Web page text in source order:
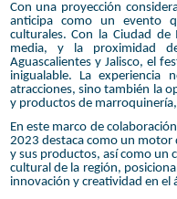
Con una proyección
anticipa como un evento
culturales. Con la Ciudad
media, y la proximidad
Aguascalientes y Jalisco, el
inigualable. La
atracciones, sino también la
y productos de
En este marco de
2023 destaca como un motor
y sus productos, así como un
cultural de la región,
innovación y creatividad en el